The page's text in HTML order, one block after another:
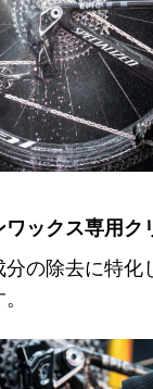
ックス専用ク
分の除去に特化